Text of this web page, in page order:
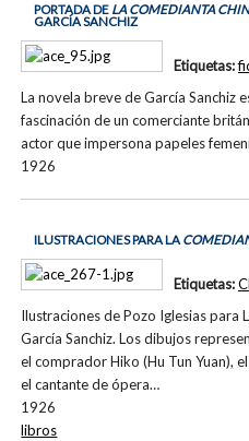
PORTADA DE LA COMEDIANTA
GARCÍA SANCHIZ
La novela breve de García Sanchiz
fascinación de un comerciante
actor que impersona papeles
1926
Etiquetas:
ILUSTRACIONES PARA LA
Ilustraciones de Pozo Iglesias para
García Sanchiz. Los dibujos
el comprador Hiko (Hu Tun Yuan),
el cantante de ópera…
1926
Etiquetas:
libros